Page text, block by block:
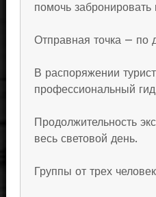
помочь
Отправная точка — по
В распоряжении
профессиональный
Продолжительность
весь световой день.
Группы от трех